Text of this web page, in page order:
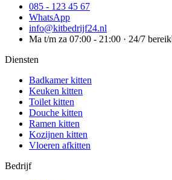
085 - 123 45 67
WhatsApp
info@kitbedrijf24.nl
Ma t/m za 07:00 - 21:00 · 24/7
Diensten
Badkamer kitten
Keuken kitten
Toilet kitten
Douche kitten
Ramen kitten
Kozijnen kitten
Vloeren afkitten
Bedrijf